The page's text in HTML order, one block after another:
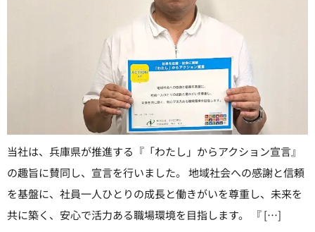
当社は、兵庫県が推進する『「わたし」からアクション宣言』
の趣旨に賛同し、宣言を行いました。 地域社会への感謝と信頼
を基盤に、社員一人ひとりの成長と働きがいを尊重し、未来を
共に築く、安心で活力ある職場環境を目指します。 『 […]